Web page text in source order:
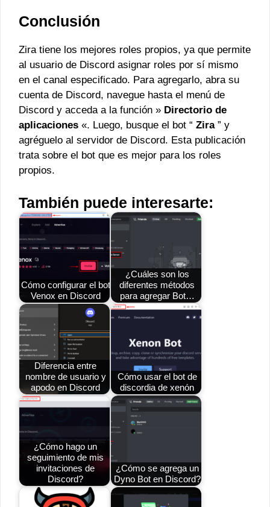
Conclusión
Zira tiene los mejores roles propios, ya que permite
al usuario de Discord asignar roles por sí mismo
en el canal especificado. Para agregarlo, abra su
cuenta de Discord, navegue hasta el menú de
Discord y acceda a la función » Directorio de
aplicaciones «. Luego, busque el bot “ Zira” y
agréguelo al servidor de Discord. Esta publicación
trata sobre el bot que es mejor para los roles
propios.
También puede interesarte:
Cómo configurar el bot
Venox en Discord
¿Cuáles son los
diferentes métodos
para agregar Bot…
Diferencia entre
nombre de usuario y
apodo en Discord
Cómo usar el bot de
discordia de xenón
¿Cómo hago un
seguimiento de mis
invitaciones de
Discord?
¿Cómo se agrega un
Dyno Bot en Discord?